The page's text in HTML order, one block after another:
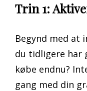
Trin 1:
Begynd med at
du tidligere har
købe endnu?
gang med din